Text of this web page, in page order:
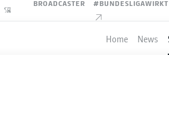
BROADCASTER #BUNDESLIGAWIRKT
Home News
FC